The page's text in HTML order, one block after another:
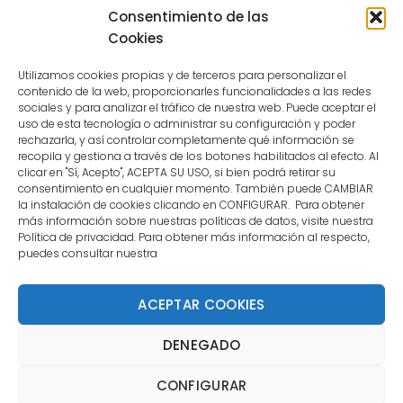
Consentimiento de las
Cookies
Utilizamos cookies propias y de terceros para personalizar el
contenido de la web, proporcionarles funcionalidades a las redes
sociales y para analizar el tráfico de nuestra web. Puede aceptar el
uso de esta tecnología o administrar su configuración y poder
rechazarla, y así controlar completamente qué información se
recopila y gestiona a través de los botones habilitados al efecto. Al
clicar en "Sí, Acepto", ACEPTA SU USO, si bien podrá retirar su
consentimiento en cualquier momento. También puede CAMBIAR
la instalación de cookies clicando en CONFIGURAR. Para obtener
más información sobre nuestras políticas de datos, visite nuestra
Política de privacidad. Para obtener más información al respecto,
puedes consultar nuestra
ACEPTAR COOKIES
DENEGADO
CONFIGURAR
because the user is not a confirmed
CONTACTO
MENÚ PRINCIPAL
MI CUENTA
DOCUMENTACIÓN
reservados. | La Mejor Tienda de Dardos y Dianas de